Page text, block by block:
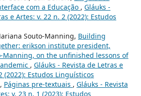
com a Educação , Gláuks -
e Artes: v. 22 n. 2 (2022): Estudos
Souto-Manning, Building
erikson institute president,
Manning, on the unfinished lessons of
, Gláuks - Revista de Letras e
(2022): Estudos Linguísticos
Páginas pre-textuais , Gláuks - Revista
v. 23 n. 1 (2023): Estudos